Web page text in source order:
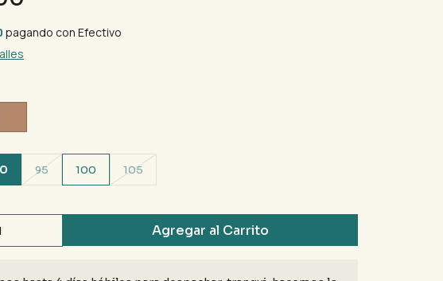
pagando con Efectivo
95 100 105
Agregar al Carrito